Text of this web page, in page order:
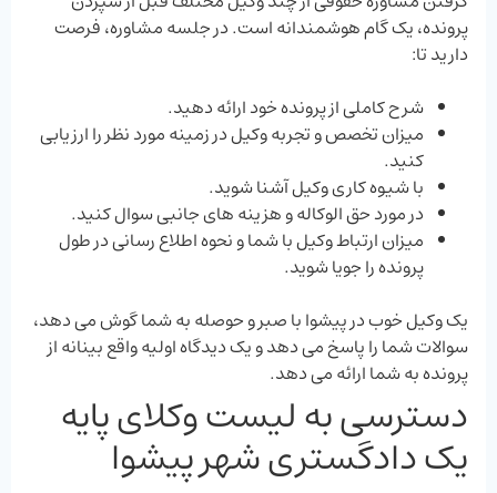
پرونده، یک گام هوشمندانه است. در جلسه مشاوره، فرصت
دارید تا:
شرح کاملی از پرونده خود ارائه دهید.
میزان تخصص و تجربه وکیل در زمینه مورد نظر را ارزیابی
کنید.
با شیوه کاری وکیل آشنا شوید.
در مورد حق الوکاله و هزینه ‌های جانبی سوال کنید.
میزان ارتباط وکیل با شما و نحوه اطلاع ‌رسانی در طول
پرونده را جویا شوید.
یک وکیل خوب در پیشوا با صبر و حوصله به شما گوش می ‌دهد،
سوالات شما را پاسخ می ‌دهد و یک دیدگاه اولیه واقع ‌بینانه از
پرونده به شما ارائه می ‌دهد.
دسترسی به لیست وکلای پایه
یک دادگستری شهر پیشوا